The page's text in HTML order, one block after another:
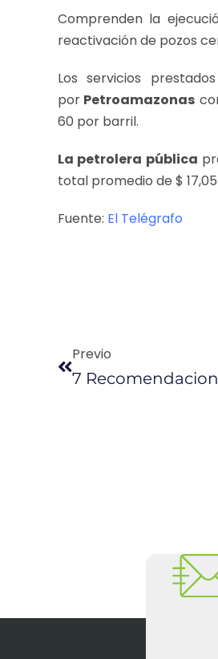
Comprenden la
reactivación de pozos
Los servicios
por Petroamazonas
60 por barril.
La petrolera pública
total promedio de $
Fuente: El Telégrafo
Previo